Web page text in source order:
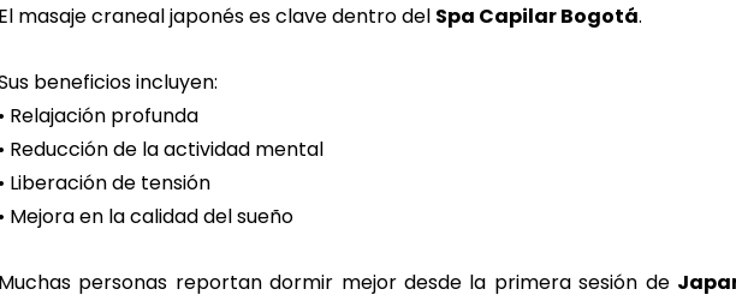
El masaje craneal japonés es clave dentro del Spa Capilar Bogotá.
beneficios incluyen:
• Relajación profunda
• Reducción de la actividad mental
• Liberación de tensión
• Mejora en la calidad del sueño
Muchas personas reportan dormir mejor desde la primera sesión de